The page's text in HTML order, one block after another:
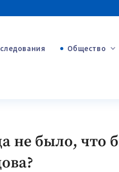
Общество
не было,